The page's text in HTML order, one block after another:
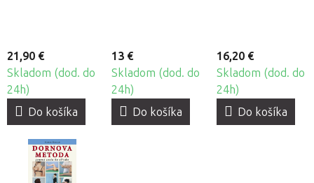
21,90 €
Skladom (dod. do
24h)
Do košíka
13 €
Skladom (dod. do
24h)
Do košíka
16,20 €
Skladom (dod. do
24h)
Do košíka